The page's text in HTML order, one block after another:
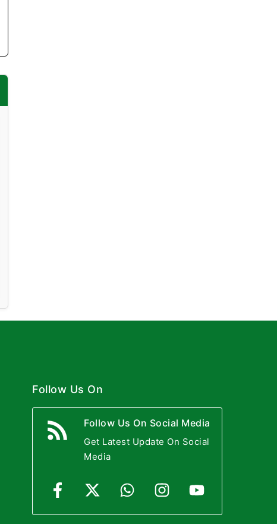
Follow Us On
Follow Us On Social Media
Get Latest Update On Social
Media